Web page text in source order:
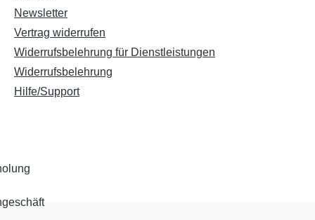
Newsletter
Vertrag widerrufen
Widerrufsbelehrung für Dienstleistungen
Widerrufsbelehrung
Hilfe/Support